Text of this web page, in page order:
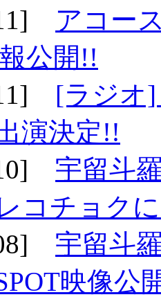
アコー
公開!!
[ラジオ
演決定!!
宇留斗
コチョク
宇留斗
映像公